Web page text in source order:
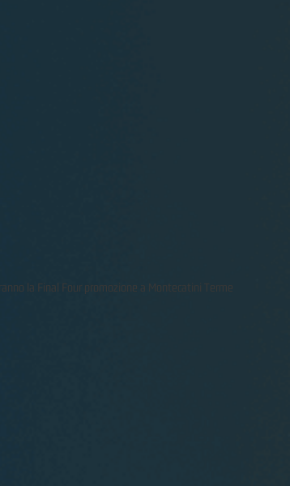
la Final Four promozione a Montecatini Terme